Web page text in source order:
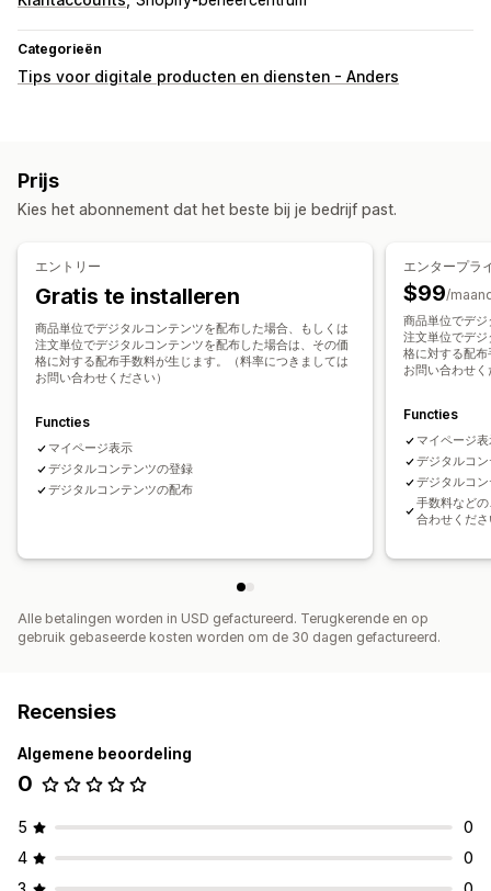
Categorieën
Tips voor digitale producten en diensten - Anders
Prijs
Kies het abonnement dat het beste bij je bedrijf past.
エントリー
Gratis te installeren
商品単位でデジタルコンテンツを配布した場合、もしくは
注文単位でデジタルコンテンツを配布した場合は、その価
格に対する配布手数料が生じます。（料率につきましては
お問い合わせください）
Functies
マイページ表示
デジタルコンテンツの登録
デジタルコンテンツの配布
エンタープラ
$99/
商品単位でデ
注文単位でデ
格に対する配
お問い合わせ
Functies
マイページ
デジタルコ
デジタルコ
手数料など
合わせくだ
Alle betalingen worden in USD gefactureerd. Terugkerende en op
gebruik gebaseerde kosten worden om de 30 dagen gefactureerd.
Recensies
Algemene beoordeling
0
5
0
4
0